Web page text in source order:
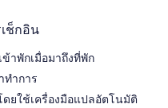
ช็กอิน
าพักเมื่อมาถึงที่พัก
ทำการ
ยใช้เครื่องมือแปลอัตโนมัติ